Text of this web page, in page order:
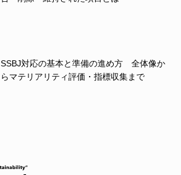
SSBJ対応の基本と準備の進め方 全体像か
らマテリアリティ評価・指標収集まで